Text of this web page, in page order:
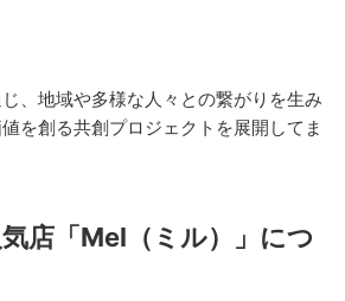
、地域や多様な人々との繋がりを生み
を創る共創プロジェクトを展開してま
店「Mel（ミル）」につ